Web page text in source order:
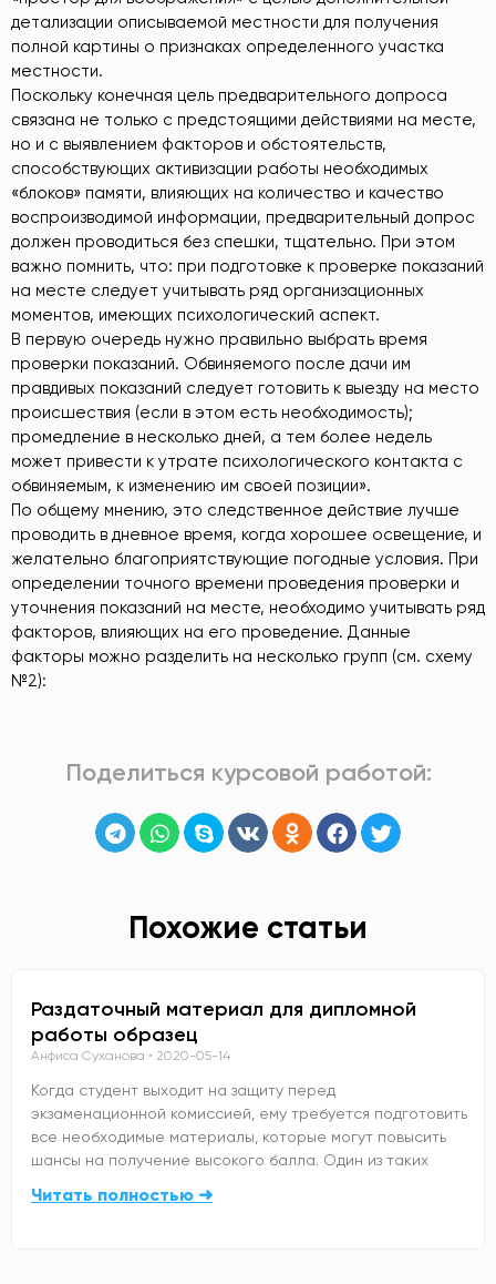
детализации описываемой местности для получения
полной картины о признаках определенного участка
местности.
Поскольку конечная цель предварительного допроса
связана не только с предстоящими действиями на месте,
но и с выявлением факторов и обстоятельств,
способствующих активизации работы необходимых
«блоков» памяти, влияющих на количество и качество
воспроизводимой информации, предварительный допрос
должен проводиться без спешки, тщательно. При этом
важно помнить, что: при подготовке к проверке показаний
на месте следует учитывать ряд организационных
моментов, имеющих психологический аспект.
В первую очередь нужно правильно выбрать время
проверки показаний. Обвиняемого после дачи им
правдивых показаний следует готовить к выезду на место
происшествия (если в этом есть необходимость);
промедление в несколько дней, а тем более недель
может привести к утрате психологического контакта с
обвиняемым, к изменению им своей позиции».
По общему мнению, это следственное действие лучше
проводить в дневное время, когда хорошее освещение, и
желательно благоприятствующие погодные условия. При
определении точного времени проведения проверки и
уточнения показаний на месте, необходимо учитывать ряд
факторов, влияющих на его проведение. Данные
факторы можно разделить на несколько групп (см. схему
№2):
Поделиться курсовой работой:
Похожие статьи
Раздаточный материал для дипломной
работы образец
Анфиса Суханова 2020-05-14
Когда студент выходит на защиту перед
экзаменационной комиссией, ему требуется подготовить
все необходимые материалы, которые могут повысить
шансы на получение высокого балла. Один из таких
Читать полностью ➜